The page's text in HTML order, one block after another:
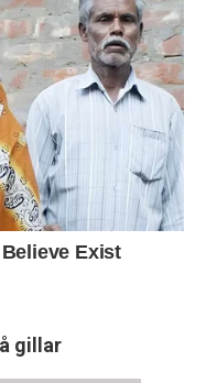
gillar